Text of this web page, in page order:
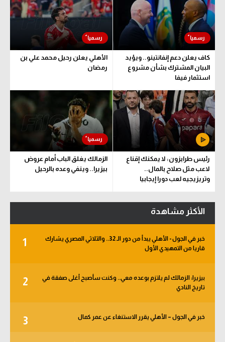
كاف يعلن دعم إنفانتينو.. ويؤيد
البيان المشترك بشأن مشروع
استثمار فيفا
الأهلي يعلن رحيل محمد علي بن
رمضان
رئيس طرابزون: لا يمكنك إقناع
لاعب مثل صلاح بالمال..
وتريزيجيه لعب دورا إيجابيا
الزمالك يغلق الباب أمام عروض
بيزيرا.. وينفي وعده بالرحيل
الأكثر مشاهدة
1
خبر في الجول - الأهلي يبدأ من دور الـ 32.. والثلاثي المصري يشارك
قاريا من التمهيدي الأول
2
بيزيرا: الزمالك لم يلتزم بوعده معي.. وكنت سأصبح أغلى صفقة في
تاريخ النادي
3 خبر في الجول – الأهلي يقرر الاستنغاء عن عمر كمال